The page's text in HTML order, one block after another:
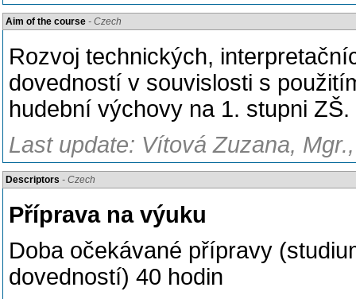
Aim of the course - Czech
Rozvoj technických,
dovedností v souvislosti s
hudební výchovy na 1. stupni ZŠ.
Last update: Vítová Zuzana,
Descriptors - Czech
Příprava na výuku
Doba očekávané přípravy
dovedností) 40 hodin